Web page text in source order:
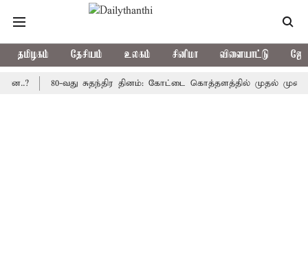
தமிழகம் தேசியம் உலகம் சினிமா விளையாட்டு
80-வது சுதந்திர தினம்: கோட்டை கொத்தளத்தில் முதல் முறையாக